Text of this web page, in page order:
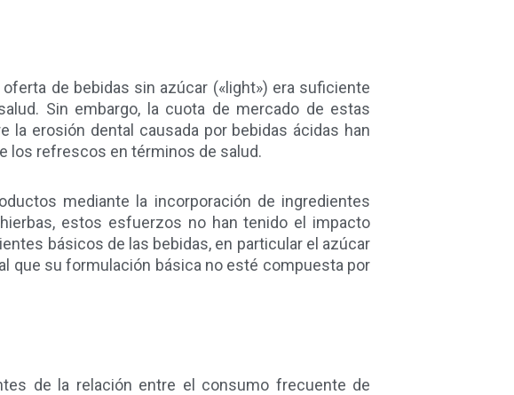
de bebidas sin azúcar («light») era suficiente
Sin embargo, la cuota de mercado de estas
la erosión dental causada por bebidas ácidas han
los refrescos en términos de salud.
mediante la incorporación de ingredientes
estos esfuerzos no han tenido el impacto
básicos de las bebidas, en particular el azúcar
que su formulación básica no esté compuesta por
de la relación entre el consumo frecuente de